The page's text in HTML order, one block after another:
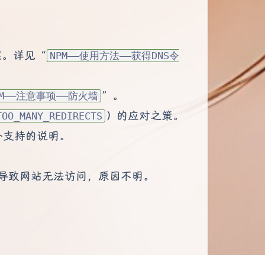
。详见“ NPM——使用方法——获得DNS令
注意事项——防火墙 ”。
）的应对之策。
持的说明。
网站无法访问，原因不明。